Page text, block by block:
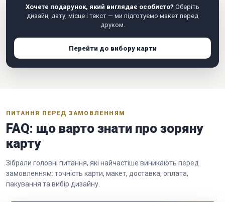
Хочете подарунок, який виглядає особисто? Оберіть
дизайн, дату, місце і текст — ми підготуємо макет перед
друком.
Перейти до вибору карти
ПИТАННЯ ПЕРЕД ЗАМОВЛЕННЯМ
FAQ: що варто знати про зоряну
карту
Зібрали головні питання, які найчастіше виникають перед
замовленням: точність карти, макет, доставка, оплата,
пакування та вибір дизайну.